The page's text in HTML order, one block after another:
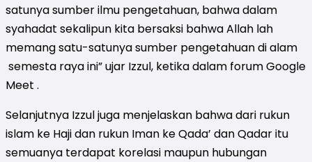
satunya sumber ilmu pengetahuan, bahwa dalam
syahadat sekalipun kita bersaksi bahwa Allah lah
memang satu-satunya sumber pengetahuan di alam
semesta raya ini” ujar Izzul, ketika dalam forum Google
Meet .
Selanjutnya Izzul juga menjelaskan bahwa dari rukun
islam ke Haji dan rukun Iman ke Qada’ dan Qadar itu
semuanya terdapat korelasi maupun hubungan